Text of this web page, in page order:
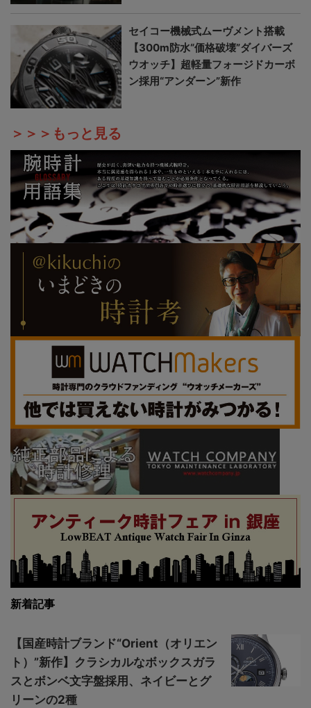
セイコー機械式ムーヴメント搭載
【300m防水“価格破壊”ダイバーズ
ウオッチ】超軽量フォージドカーボ
ン採用“アンダーン”新作
＞＞＞もっと見る
新着記事
【国産時計ブランド“Orient（オリエン
ト）”新作】クラシカルなボックスガラ
スとボンベ文字盤採用、ネイビーとグ
リーンの2種